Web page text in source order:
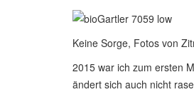
Keine Sorge, Fotos von
2015 war ich zum ersten
ändert sich auch nicht